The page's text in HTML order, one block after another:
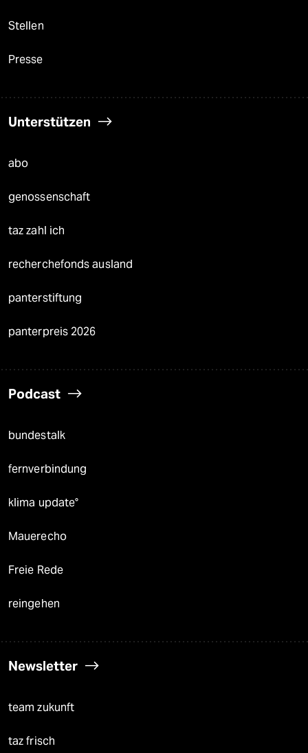
Stellen
Presse
Unterstützen
abo
genossenschaft
taz zahl ich
recherchefonds ausland
panterstiftung
panterpreis 2026
Podcast
bundestalk
fernverbindung
klima update°
Mauerecho
Freie Rede
reingehen
Newsletter
team zukunft
taz frisch